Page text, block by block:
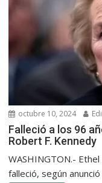
octubre 10, 2024
Falleció a los 96
Robert F. Kennedy
WASHINGTON.-
falleció, según